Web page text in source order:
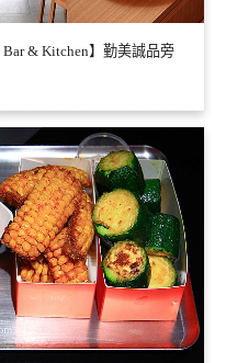
& Kitchen】勤美誠品旁